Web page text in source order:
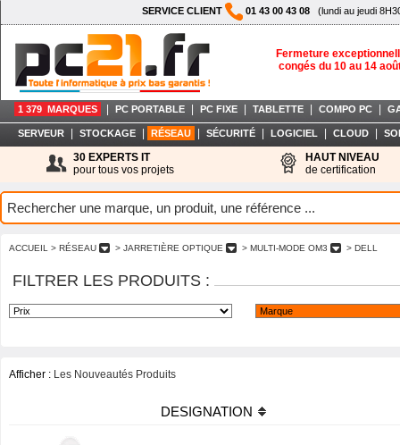
SERVICE CLIENT 01 43 00 43 08 (lundi au jeudi
Fermeture
congés du 10 au 14
1 379 MARQUES PC PORTABLE PC FIXE TABLETTE COMPO PC
SERVEUR STOCKAGE RÉSEAU SÉCURITÉ LOGICIEL CLOUD
30 EXPERTS IT
pour tous vos projets
HAUT NIVEAU
de certification
ACCUEIL > RÉSEAU > JARRETIÈRE OPTIQUE > MULTI-MODE OM3 > DELL
FILTRER LES PRODUITS :
Afficher : Les Nouveautés Produits
DESIGNATION